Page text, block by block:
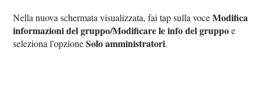
Nella nuova schermata visualizzata, fai tap sulla voceModifica
informazioni del gruppo/Modificare le info del gruppoe
seleziona l'opzioneSolo amministratori.